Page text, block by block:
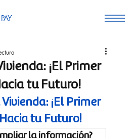
¡El Primer
tu Futuro!
Vivienda: ¡El Primer
tu Futuro!
la información?